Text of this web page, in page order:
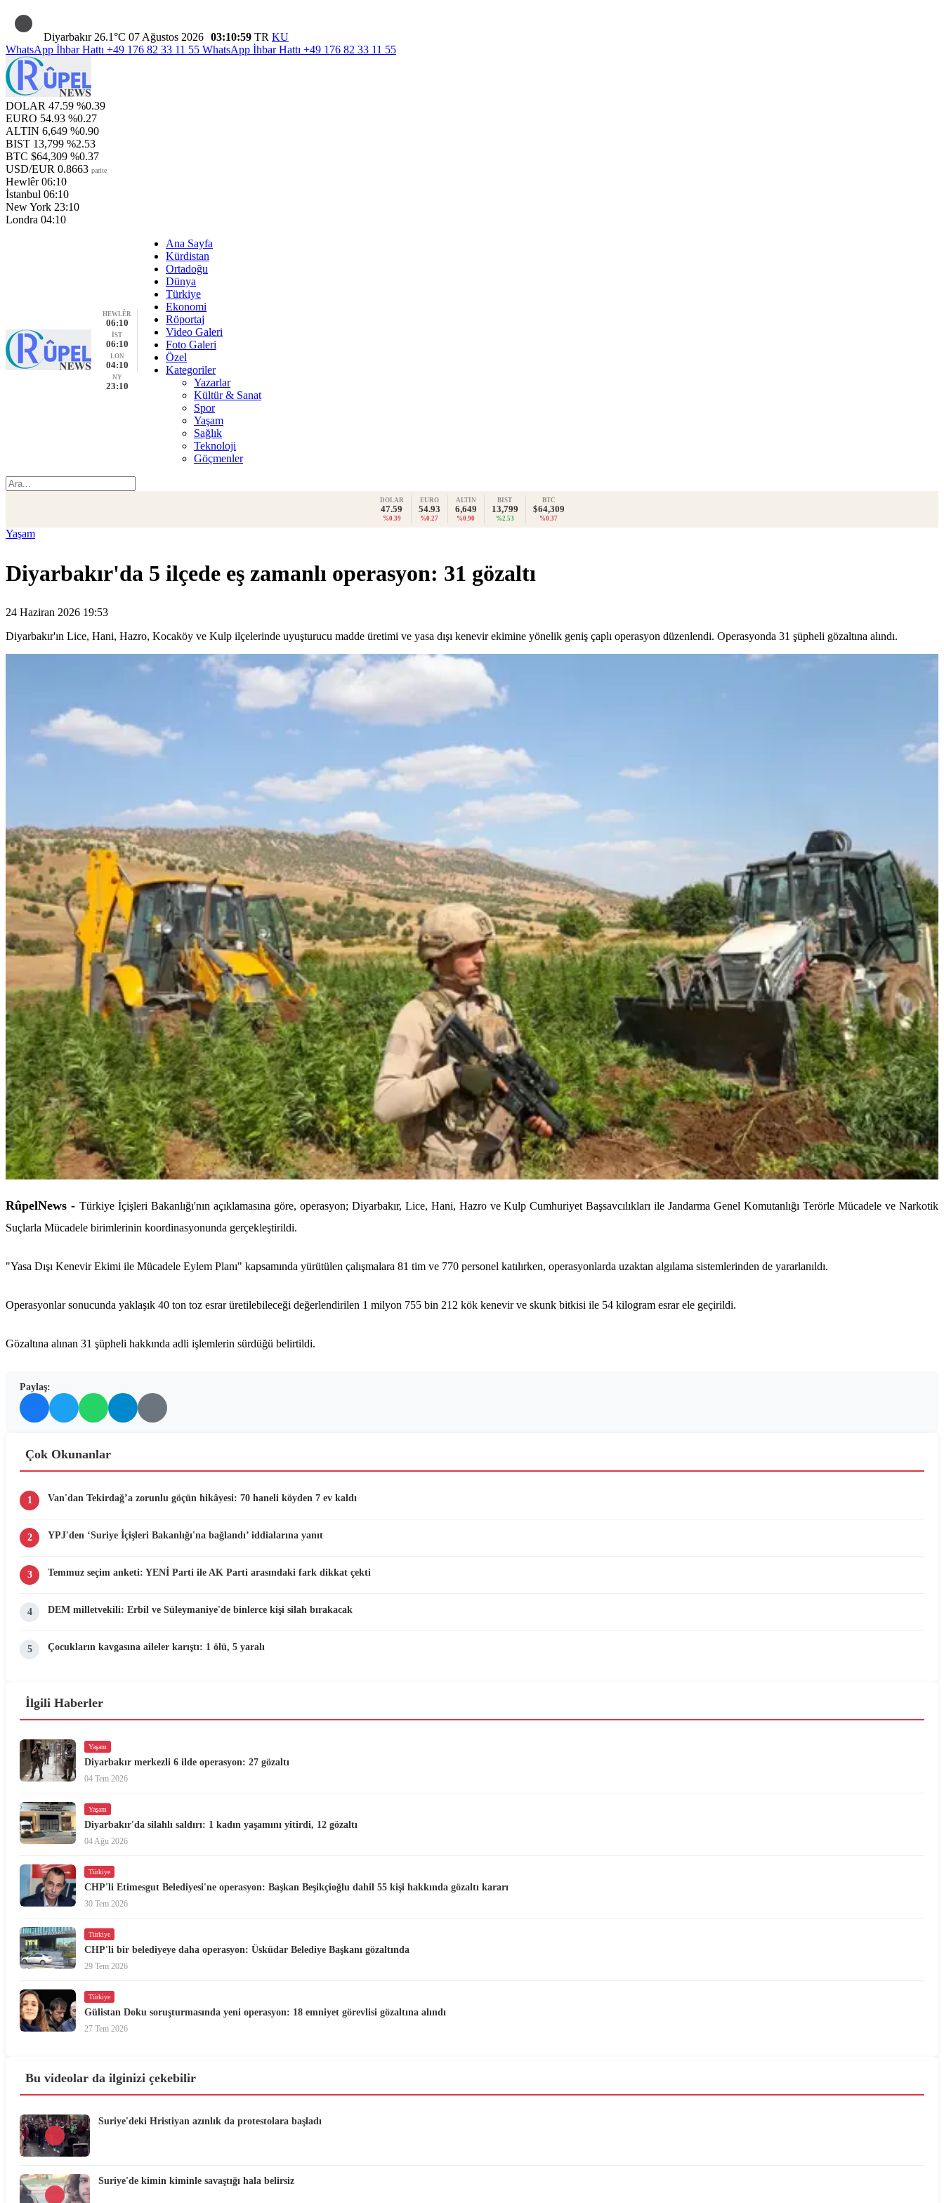
Diyarbakır 26.1°C 07 Ağustos 2026 03:11:00 TR KU
WhatsApp İhbar Hattı +49 176 82 33 11 55 WhatsApp İhbar Hattı +49 176 82 33 11 55
DOLAR 47.59 %0.39
EURO 54.93 %0.27
ALTIN 6,649 %0.90
BIST 13,799 %2.53
BTC $64,309 %0.37
USD/EUR 0.8663 parite
Hewlêr 06:11
İstanbul 06:11
New York 23:11
Londra 04:11
HEWLÊR
06:11
İST
06:11
LON
04:11
NY
23:11
Ana Sayfa
Kürdistan
Ortadoğu
Dünya
Türkiye
Ekonomi
Röportaj
Video Galeri
Foto Galeri
Özel
Kategoriler
Yazarlar
Kültür & Sanat
Spor
Yaşam
Sağlık
Teknoloji
Göçmenler
DOLAR
47.59
%0.39
EURO
54.93
%0.27
ALTIN
6,649
%0.90
BIST
13,799
%2.53
BTC
$64,309
%0.37
Yaşam
Diyarbakır'da 5 ilçede eş zamanlı operasyon: 31 gözaltı
24 Haziran 2026 19:53
Diyarbakır'ın Lice, Hani, Hazro, Kocaköy ve Kulp ilçelerinde uyuşturucu madde üretimi ve yasa dışı kenevir ekimine yönelik geniş çaplı operasyon düzenlendi. Operasyonda 31 şüpheli gözaltına alındı.
RûpelNews - Türkiye İçişleri Bakanlığı'nın açıklamasına göre, operasyon; Diyarbakır, Lice, Hani, Hazro ve Kulp Cumhuriyet Başsavcılıkları ile Jandarma Genel Komutanlığı Terörle Mücadele ve Narkotik
Suçlarla Mücadele birimlerinin koordinasyonunda gerçekleştirildi.
"Yasa Dışı Kenevir Ekimi ile Mücadele Eylem Planı" kapsamında yürütülen çalışmalara 81 tim ve 770 personel katılırken, operasyonlarda uzaktan algılama sistemlerinden de yararlanıldı.
Operasyonlar sonucunda yaklaşık 40 ton toz esrar üretilebileceği değerlendirilen 1 milyon 755 bin 212 kök kenevir ve skunk bitkisi ile 54 kilogram esrar ele geçirildi.
Gözaltına alınan 31 şüpheli hakkında adli işlemlerin sürdüğü belirtildi.
Paylaş:
Çok Okunanlar
1 Van'dan Tekirdağ’a zorunlu göçün hikâyesi: 70 haneli köyden 7 ev kaldı
2 YPJ'den ‘Suriye İçişleri Bakanlığı'na bağlandı’ iddialarına yanıt
3 Temmuz seçim anketi: YENİ Parti ile AK Parti arasındaki fark dikkat çekti
4 DEM milletvekili: Erbil ve Süleymaniye'de binlerce kişi silah bırakacak
5 Çocukların kavgasına aileler karıştı: 1 ölü, 5 yaralı
İlgili Haberler
Yaşam
Diyarbakır merkezli 6 ilde operasyon: 27 gözaltı
04 Tem 2026
Yaşam
Diyarbakır'da silahlı saldırı: 1 kadın yaşamını yitirdi, 12 gözaltı
04 Ağu 2026
Türkiye
CHP'li Etimesgut Belediyesi'ne operasyon: Başkan Beşikçioğlu dahil 55 kişi hakkında gözaltı kararı
30 Tem 2026
Türkiye
CHP'li bir belediyeye daha operasyon: Üsküdar Belediye Başkanı gözaltında
29 Tem 2026
Türkiye
Gülistan Doku soruşturmasında yeni operasyon: 18 emniyet görevlisi gözaltına alındı
27 Tem 2026
Bu videolar da ilginizi çekebilir
Suriye'deki Hristiyan azınlık da protestolara başladı
Suriye'de kimin kiminle savaştığı hala belirsiz